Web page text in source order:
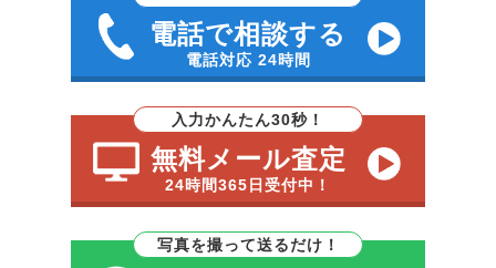
電話で相談する
電話対応 24時間
入力かんたん30秒！
無料メール査定
24時間365日受付中！
写真を撮って送るだけ！